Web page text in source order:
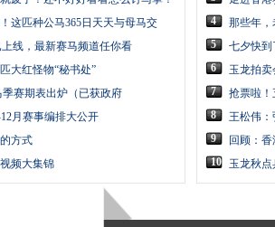
这匹种公马365日天天与母马交
线，最新赛马频道任你看
大红怪物“秘书处”
季赛期表出炉（已获政府
月赛事编排大公开
方式
频大集锦
4
那些年，
5
七夕快到
6
玉龙拍
7
抢票啦！
8
王松伟：
9
回顾：
10
玉龙秋